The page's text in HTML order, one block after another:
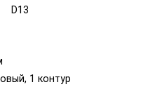
D13
1 контур